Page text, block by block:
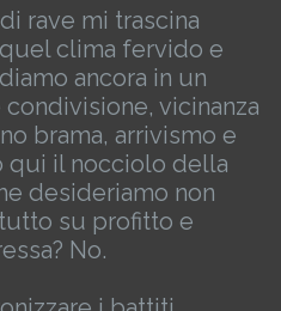
rave mi trascina
clima fervido e
ancora in un
vicinanza
brama, arrivismo e
qui il nocciolo della
desideriamo non
su profitto e
No.